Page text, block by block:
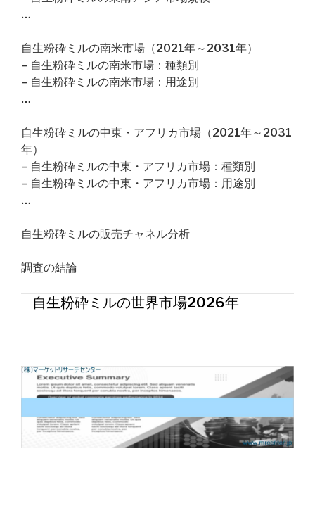
…
自生粉砕ミルの南米市場（2021年～2031年）
– 自生粉砕ミルの南米市場：種類別
– 自生粉砕ミルの南米市場：用途別
…
自生粉砕ミルの中東・アフリカ市場（2021年～2031
年）
– 自生粉砕ミルの中東・アフリカ市場：種類別
– 自生粉砕ミルの中東・アフリカ市場：用途別
…
自生粉砕ミルの販売チャネル分析
調査の結論
自生粉砕ミルの世界市場2026年